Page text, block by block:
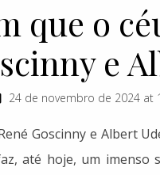
que o
e
24 de novembro de 2024 at
Goscinny e Albert
até hoje, um imenso